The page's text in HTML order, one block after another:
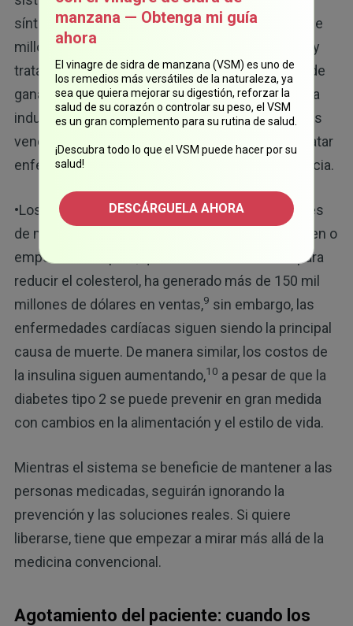
síntomas en lugar de ayudar a sanar, con miles de
millones canalizados a medicamentos, cirugías y
tratamientos que garantizan un flujo constante de
ganancias para las compañías farmacéuticas y la
industria médica. Incluso los medicamentos más
vendidos del mundo no están diseñados para tratar
enfermedades, sino para mantener la dependencia.
•Los medicamentos más vendidos generan miles
de millones mientras las enfermedades persisten o
empeoran: el Lipitor, que es un medicamento para
reducir el colesterol, ha generado más de 150 mil
millones de dólares en ventas,9 sin embargo, las
enfermedades cardíacas siguen siendo la principal
causa de muerte. De manera similar, los costos de
la insulina siguen aumentando,10 a pesar de que la
diabetes tipo 2 se puede prevenir en gran medida
con cambios en la alimentación y el estilo de vida.
Mientras el sistema se beneficie de mantener a las
personas medicadas, seguirán ignorando la
prevención y las soluciones reales. Si quiere
liberarse, tiene que empezar a mirar más allá de la
medicina convencional.
Agotamiento del paciente: cuando los
manzana — Obtenga mi guía
ahora
El vinagre de sidra de manzana (VSM) es uno de
los remedios más versátiles de la naturaleza, ya
sea que quiera mejorar su digestión, reforzar la
salud de su corazón o controlar su peso, el VSM
es un gran complemento para su rutina de salud.
¡Descubra todo lo que el VSM puede hacer por su
salud!
DESCÁRGUELA AHORA